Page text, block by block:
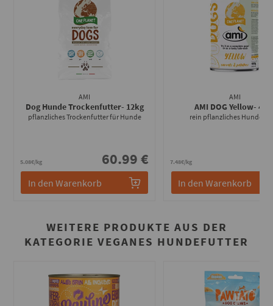
AMI
Dog Hunde Trockenfutter- 12kg
pflanzliches Trockenfutter für Hunde
5.08€/kg 60.99 €
In den Warenkorb
AMI
AMI DOG Yellow-
rein pflanzliches
7.48€/kg
In den Warenkorb
WEITERE PRODUKTE AUS DER
KATEGORIE VEGANES HUNDEFUTTER